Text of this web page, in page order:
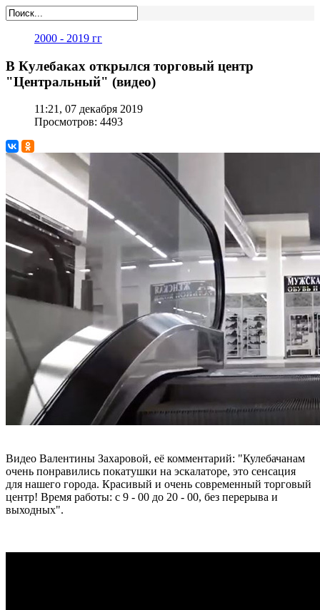
2000 - 2019 гг
В Кулебаках открылся торговый центр
"Центральный" (видео)
11:21, 07 декабря 2019
Просмотров: 4493
Видео Валентины Захаровой, её комментарий: "Кулебачанам
очень понравились покатушки на эскалаторе, это сенсация
для нашего города. Красивый и очень современный торговый
центр! Время работы: с 9 - 00 до 20 - 00, без перерыва и
выходных".